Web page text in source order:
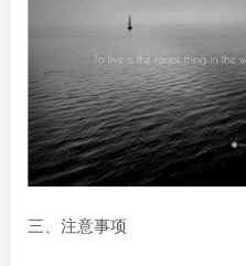
三、注意事项